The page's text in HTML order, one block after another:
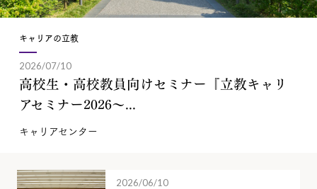
キャリアの立教
2026/07/10
高校生・高校教員向けセミナー『立教キャリ
アセミナー2026～...
キャリアセンター
2026/06/10